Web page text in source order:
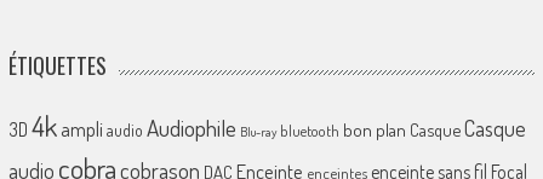
ÉTIQUETTES
3D 4k ampliaudio Audiophile Blu-ray bluetooth bon plan CasqueCasque
audio cobracobrason DAC Enceinte enceintes enceinte sans fil Focal